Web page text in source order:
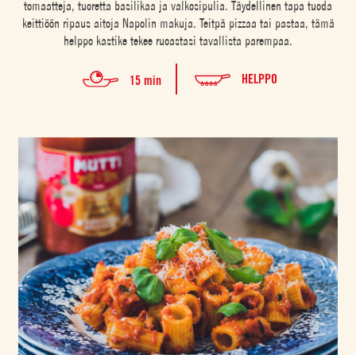
tomaatteja, tuoretta basilikaa ja valkosipulia. Täydellinen tapa tuoda
keittiöön ripaus aitoja Napolin makuja. Teitpä pizzaa tai pastaa, tämä
helppo kastike tekee ruoastasi tavallista parempaa.
15 min HELPPO